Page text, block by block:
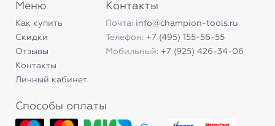
Меню
Как купить
Скидки
Отзывы
Контакты
Личный кабинет
Контакты
Почта: info@champion-tools.ru
Телефон: +7 (495) 155-56-55
Мобильный: +7 (925) 426-34-06
Способы оплаты